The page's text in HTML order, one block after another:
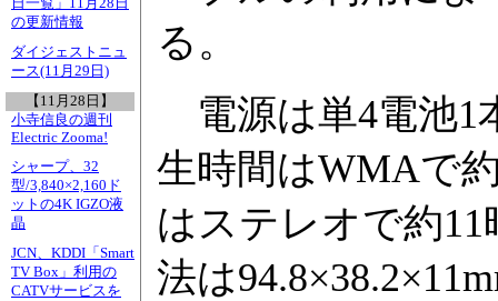
日一覧」11月28日
の更新情報
ダイジェストニュ
ース(11月29日)
【11月28日】
小寺信良の週刊
Electric Zooma!
シャープ、32
型/3,840×2,160ド
ットの4K IGZO液
晶
JCN、KDDI「Smart
TV Box」利用の
CATVサービスを
る。
電源は単4電池1
生時間はWMAで
はステレオで約
法は